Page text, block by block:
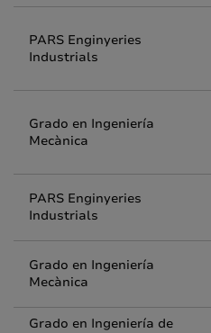
PARS Enginyeries
Industrials
Grado en Ingeniería
Mecànica
PARS Enginyeries
Industrials
Grado en Ingeniería
Mecànica
Grado en Ingeniería de